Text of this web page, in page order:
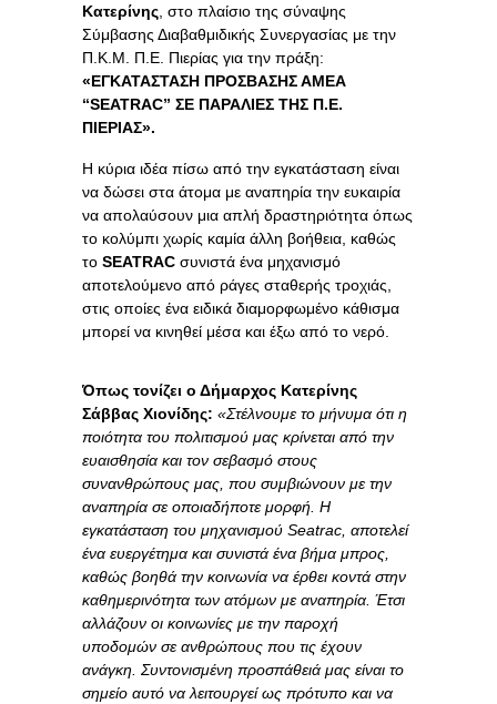
Κατερίνης , στο πλαίσιο της σύναψης
Σύμβασης Διαβαθμιδικής Συνεργασίας με την
Π.Κ.Μ. Π.Ε. Πιερίας για την πράξη:
«ΕΓΚΑΤΑΣΤΑΣΗ ΠΡΟΣΒΑΣΗΣ ΑΜΕΑ
“SEATRAC” ΣΕ ΠΑΡΑΛΙΕΣ ΤΗΣ Π.Ε.
ΠΙΕΡΙΑΣ».
Η κύρια ιδέα πίσω από την εγκατάσταση είναι
να δώσει στα άτομα με αναπηρία την ευκαιρία
να απολαύσουν μια απλή δραστηριότητα όπως
το κολύμπι χωρίς καμία άλλη βοήθεια, καθώς
το SEATRAC συνιστά ένα μηχανισμό
αποτελούμενο από ράγες σταθερής τροχιάς,
στις οποίες ένα ειδικά διαμορφωμένο κάθισμα
μπορεί να κινηθεί μέσα και έξω από το νερό.
Όπως τονίζει ο Δήμαρχος Κατερίνης
Σάββας Χιονίδης: «Στέλνουμε το μήνυμα ότι η
ποιότητα του πολιτισμού μας κρίνεται από την
ευαισθησία και τον σεβασμό στους
συνανθρώπους μας, που συμβιώνουν με την
αναπηρία σε οποιαδήποτε μορφή. Η
εγκατάσταση του μηχανισμού Seatrac, αποτελεί
ένα ευεργέτημα και συνιστά ένα βήμα μπρος,
καθώς βοηθά την κοινωνία να έρθει κοντά στην
καθημερινότητα των ατόμων με αναπηρία. Έτσι
αλλάζουν οι κοινωνίες με την παροχή
υποδομών σε ανθρώπους που τις έχουν
ανάγκη. Συντονισμένη προσπάθειά μας είναι το
σημείο αυτό να λειτουργεί ως πρότυπο και να